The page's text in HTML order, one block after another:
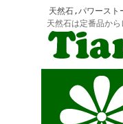
天然石,パワースト
天然石は定番品か